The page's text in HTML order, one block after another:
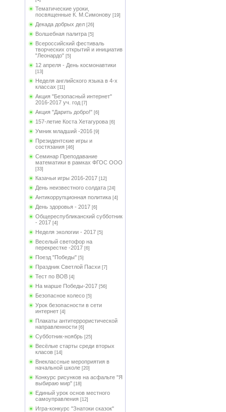
Тематические уроки,
посвященные К. М.Симонову [19]
Декада добрых дел [26]
Волшебная палитра [5]
Всероссийский фестиваль
творческих открытий и инициатив
"Леонардо" [5]
12 апреля - День космонавтики
[13]
Неделя английского языка в 4-х
классах [11]
Акция "Безопасный интернет"
2016-2017 уч. год [7]
Акция "Дарить добро!" [6]
157-летие Коста Хетагурова [6]
Умник младший -2016 [9]
Президентские игры и
состязания [46]
Семинар Преподавание
математики в рамках ФГОС ООО
[33]
Казачьи игры 2016-2017 [12]
День неизвестного солдата [24]
Антикоррупционная политика [4]
День здоровья - 2017 [6]
Общереспубликанский субботник
- 2017 [4]
Неделя экологии - 2017 [5]
Веселый светофор на
перекрестке -2017 [6]
Поезд "Победы" [5]
Праздник Светлой Пасхи [7]
Тест по ВОВ [4]
На марше Победы-2017 [56]
Безопасное колесо [5]
Урок безопасности в сети
интернет [4]
Плакаты антитеррористической
направленности [6]
Субботник-ноябрь [25]
Весёлые старты среди вторых
класов [14]
Внеклассные мероприятия в
начальной школе [20]
Конкурс рисунков на асфальте "Я
выбираю мир" [18]
Единый урок основ местного
самоуправления [12]
Игра-конкурс "Знатоки сказок"